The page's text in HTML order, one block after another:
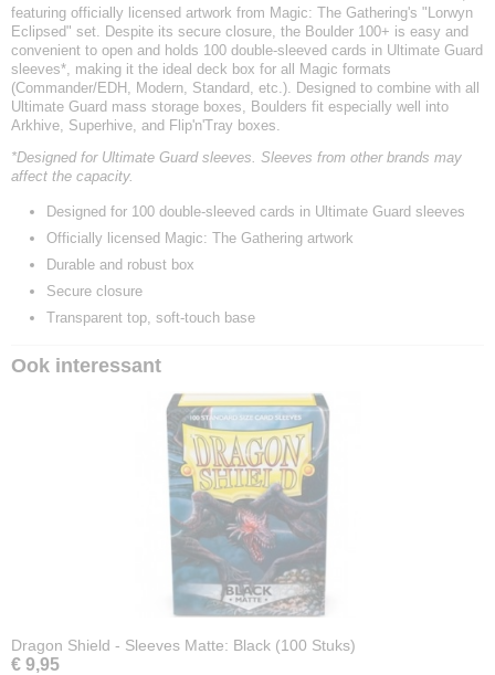
featuring officially licensed artwork from Magic: The Gathering's "Lorwyn
Eclipsed" set. Despite its secure closure, the Boulder 100+ is easy and
convenient to open and holds 100 double-sleeved cards in Ultimate Guard
sleeves*, making it the ideal deck box for all Magic formats
(Commander/EDH, Modern, Standard, etc.). Designed to combine with all
Ultimate Guard mass storage boxes, Boulders fit especially well into
Arkhive, Superhive, and Flip'n'Tray boxes.
*Designed for Ultimate Guard sleeves. Sleeves from other brands may
affect the capacity.
Designed for 100 double-sleeved cards in Ultimate Guard sleeves
Officially licensed Magic: The Gathering artwork
Durable and robust box
Secure closure
Transparent top, soft-touch base
Ook interessant
Dragon Shield - Sleeves Matte: Black (100 Stuks)
€ 9,95